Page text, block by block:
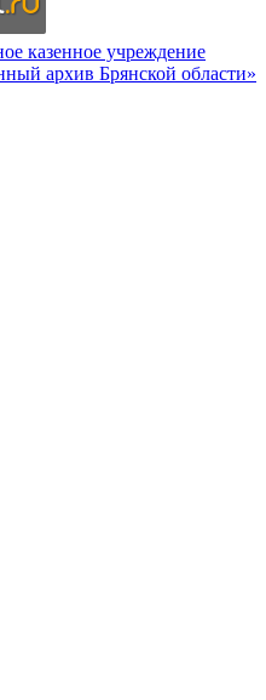
казенное учреждение
архив Брянской области»